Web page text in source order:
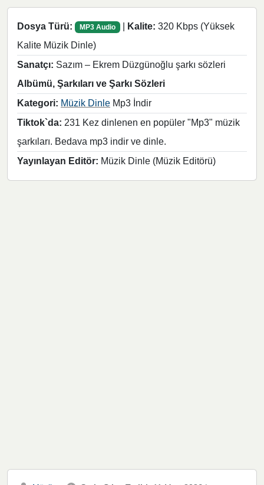
Dosya Türü: MP3 Audio | Kalite: 320 Kbps (Yüksek
Kalite Müzik Dinle)
Sanatçı: Sazım – Ekrem Düzgünoğlu şarkı sözleri
Albümü, Şarkıları ve Şarkı Sözleri
Kategori: Müzik Dinle Mp3 İndir
Tiktok`da: 231 Kez dinlenen en popüler "Mp3" müzik
şarkıları. Bedava mp3 indir ve dinle.
Yayınlayan Editör: Müzik Dinle (Müzik Editörü)